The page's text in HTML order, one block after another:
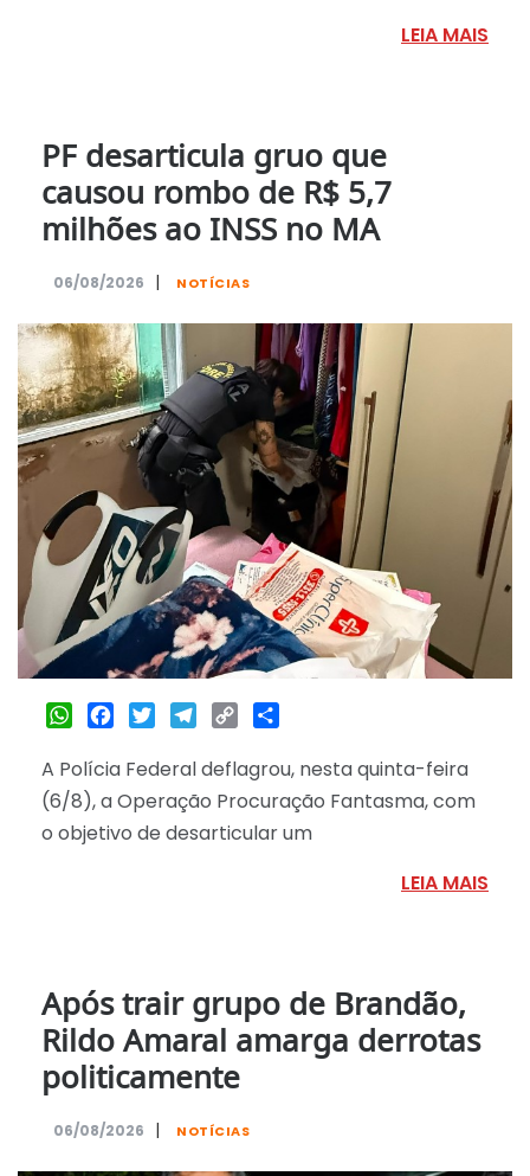
LEIA MAIS
PF desarticula gruo que
causou rombo de R$ 5,7
milhões ao INSS no MA
06/08/2026 | NOTÍCIAS
WhatsAppFacebook
Twitter Telegram
Copy
A Polícia Federal deflagrou, nesta quinta-feira
(6/8), a Operação Procuração Fantasma, com
o objetivo de desarticular um
LEIA MAIS
Após trair grupo de Brandão,
Rildo Amaral amarga derrotas
politicamente
06/08/2026 | NOTÍCIAS